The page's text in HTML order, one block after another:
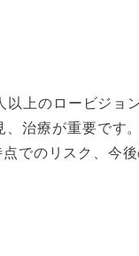
上のロービジ
治療が重要です
でのリスク、今